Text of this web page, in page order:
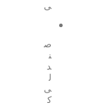
ی
ص
ن
د
ل
ی
ک